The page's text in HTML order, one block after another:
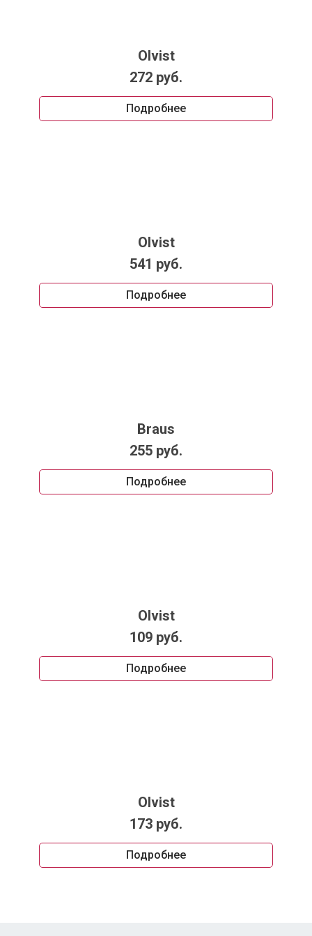
Olvist
272 руб.
Подробнее
Olvist
541 руб.
Подробнее
Braus
255 руб.
Подробнее
Olvist
109 руб.
Подробнее
Olvist
173 руб.
Подробнее